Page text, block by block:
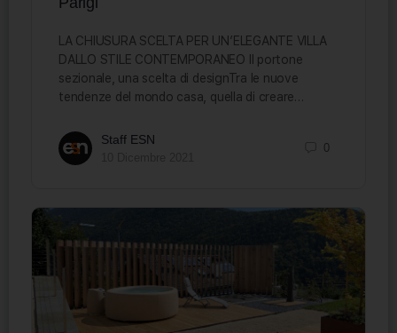
LA CHIUSURA SCELTA PER UN’ELEGANTE VILLA
DALLO STILE CONTEMPORANEO Il portone
sezionale, una scelta di designTra le nuove
tendenze del mondo casa, quella di creare…
Staff ESN
0